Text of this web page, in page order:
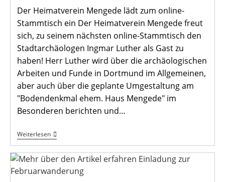
Der Heimatverein Mengede lädt zum online-
Stammtisch ein Der Heimatverein Mengede freut
sich, zu seinem nächsten online-Stammtisch den
Stadtarchäologen Ingmar Luther als Gast zu
haben! Herr Luther wird über die archäologischen
Arbeiten und Funde in Dortmund im Allgemeinen,
aber auch über die geplante Umgestaltung am
"Bodendenkmal ehem. Haus Mengede" im
Besonderen berichten und…
WeiterlesenOnline
Stammtisch
Im
Februar